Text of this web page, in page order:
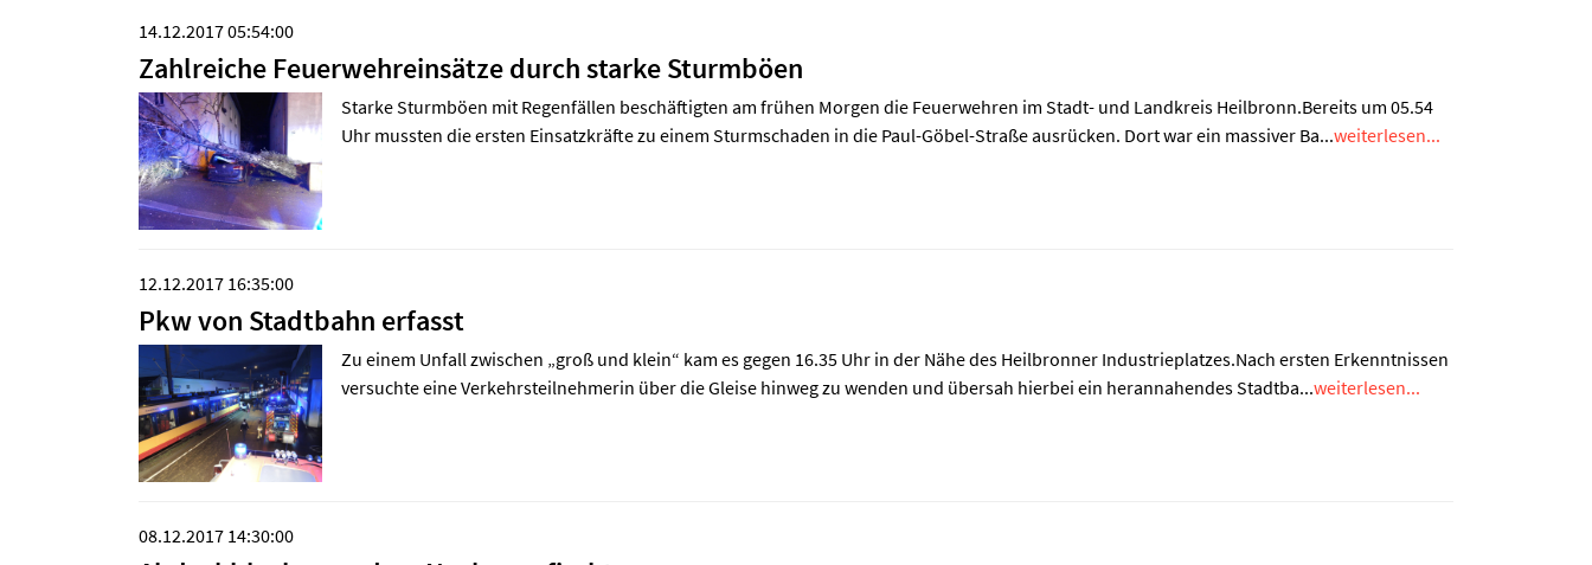
14.12.2017 05:54:00
Zahlreiche Feuerwehreinsätze durch starke Sturmböen
Starke Sturmböen mit Regenfällen beschäftigten am frühen Morgen die Feuerwehren im Stadt- und Landkreis Heilbronn.Bereits um 05.54
Uhr mussten die ersten Einsatzkräfte zu einem Sturmschaden in die Paul-Göbel-Straße ausrücken. Dort war ein massiver Ba...weiterlesen...
12.12.2017 16:35:00
Pkw von Stadtbahn erfasst
Zu einem Unfall zwischen „groß und klein“ kam es gegen 16.35 Uhr in der Nähe des Heilbronner Industrieplatzes.Nach ersten Erkenntnissen
versuchte eine Verkehrsteilnehmerin über die Gleise hinweg zu wenden und übersah hierbei ein herannahendes Stadtba...weiterlesen...
08.12.2017 14:30:00